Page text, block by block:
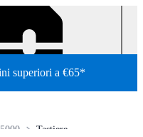
superiori a €65*
Tastiere